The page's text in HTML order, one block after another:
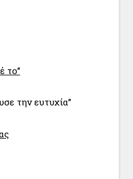
το”
την ευτυχία”